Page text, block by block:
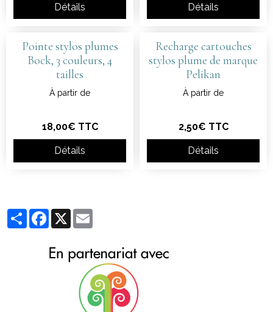
Détails Détails
Pointe stylos plumes
Bock, 3 couleurs, 4
tailles
À partir de
18,00€ TTC
Détails
Recharge cartouches
stylos plume de marque
Pelikan
À partir de
2,50€ TTC
Détails
PartagerFacebook
X